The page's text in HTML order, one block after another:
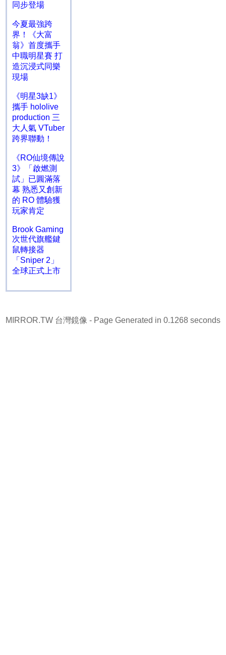
同步登場
今夏最強跨
界！《大富
翁》首度攜手
中職明星賽 打
造沉浸式同樂
現場
《明星3缺1》
攜手 hololive
production 三
大人氣 VTuber
跨界聯動！
《RO仙境傳說
3》「啟燃測
試」已圓滿落
幕 熟悉又創新
的 RO 體驗獲
玩家肯定
Brook Gaming
次世代旗艦鍵
鼠轉接器
「Sniper 2」
全球正式上市
MIRROR.TW 台灣鏡像 - Page Generated in 0.1268 seconds